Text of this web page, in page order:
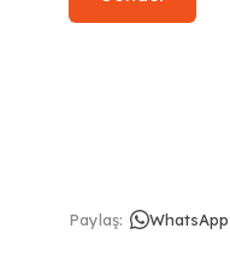
Paylaş: WhatsApp